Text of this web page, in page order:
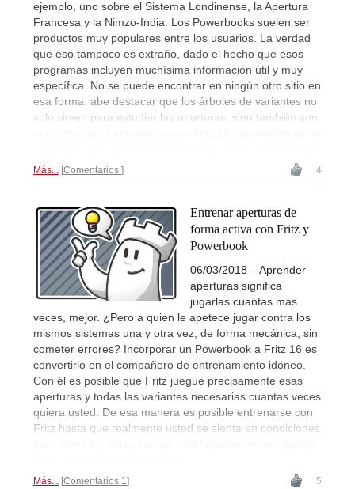
ejemplo, uno sobre el Sistema Londinense, la Apertura
Francesa y la Nimzo-India. Los Powerbooks suelen ser
productos muy populares entre los usuarios. La verdad
que eso tampoco es extraño, dado el hecho que esos
programas incluyen muchísima información útil y muy
específica. No se puede encontrar en ningún otro sitio en
esa forma. abe destacar que los árboles de variantes no
solo sirven para estudiar las aperturas, sino también son
Más... Comentarios 4
Entrenar aperturas de
forma activa con Fritz y
Powerbook
06/03/2018 – Aprender
aperturas significa
jugarlas cuantas más
veces, mejor. ¿Pero a quien le apetece jugar contra los
mismos sistemas una y otra vez, de forma mecánica, sin
cometer errores? Incorporar un Powerbook a Fritz 16 es
convertirlo en el compañero de entrenamiento idóneo.
Con él es posible que Fritz juegue precisamente esas
aperturas y todas las variantes necesarias cuantas veces
quiera usted. De esa manera es posible entrenarse con
Fritz hasta que realmente usted se sienta en condiciones
Más... Comentarios 1 5